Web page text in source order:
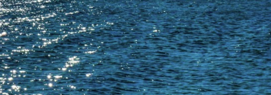
DELL'ASSOCIAZIONE
COMUNICAZIONE,
PROGETTI ED EDITORIA
AMMINISTRAZIONE
TRASPARENTE